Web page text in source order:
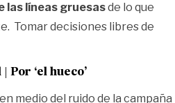
las líneas gruesasde lo que
Tomar decisiones libres de
Por ‘el hueco’
medio del ruido de la campaña